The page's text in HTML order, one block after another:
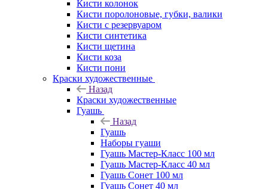
Кисти колонок
Кисти поролоновые, губки, валики
Кисти с резервуаром
Кисти синтетика
Кисти щетина
Кисти коза
Кисти пони
Краски художественные
Назад
Краски художественные
Гуашь
Назад
Гуашь
Наборы гуаши
Гуашь Мастер-Класс 100 мл
Гуашь Мастер-Класс 40 мл
Гуашь Сонет 100 мл
Гуашь Сонет 40 мл